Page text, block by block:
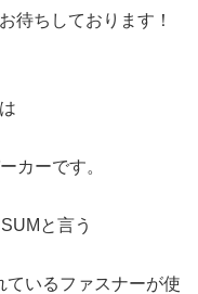
待ちしております！
カーです。
と言う
ているファスナーが使